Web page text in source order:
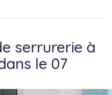
serrurerie à
le 07